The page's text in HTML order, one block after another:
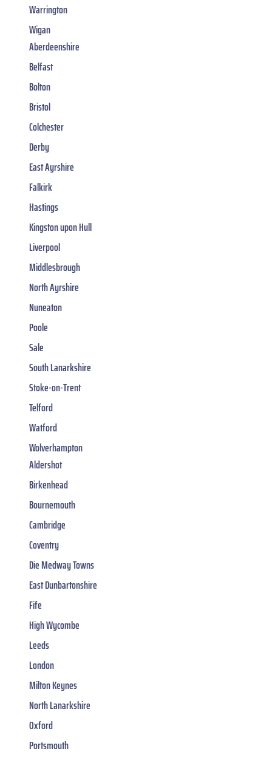
Warrington
Wigan
Aberdeenshire
Belfast
Bolton
Bristol
Colchester
Derby
East Ayrshire
Falkirk
Hastings
Kingston upon Hull
Liverpool
Middlesbrough
North Ayrshire
Nuneaton
Poole
Sale
South Lanarkshire
Stoke-on-Trent
Telford
Watford
Wolverhampton
Aldershot
Birkenhead
Bournemouth
Cambridge
Coventry
Die Medway Towns
East Dunbartonshire
Fife
High Wycombe
Leeds
London
Milton Keynes
North Lanarkshire
Oxford
Portsmouth